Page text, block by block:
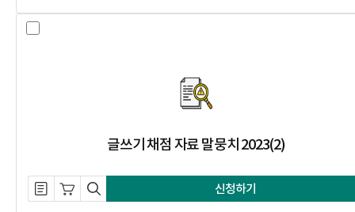
글쓰기 채점 자료 말뭉치 2023(2)
설명 자료 내려받기
장바구니 담기
미리보기 신청하기